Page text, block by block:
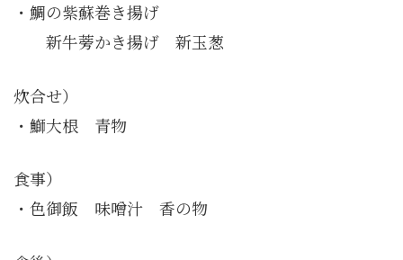
・鯛の紫蘇巻き揚げ
新牛蒡かき揚げ 新玉葱
炊合せ）
・鰤大根 青物
食事）
・色御飯 味噌汁 香の物